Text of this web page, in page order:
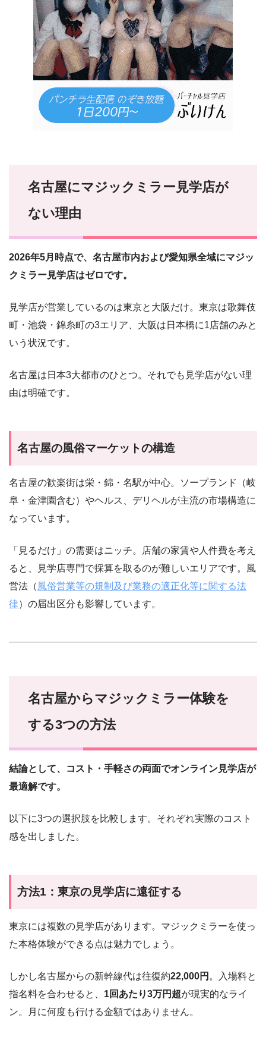
名古屋にマジックミラー見学店が
ない理由
2026年5月時点で、名古屋市内および愛知県全域にマジッ
クミラー見学店はゼロです。
見学店が営業しているのは東京と大阪だけ。東京は歌舞伎
町・池袋・錦糸町の3エリア、大阪は日本橋に1店舗のみと
いう状況です。
名古屋は日本3大都市のひとつ。それでも見学店がない理
由は明確です。
名古屋の風俗マーケットの構造
名古屋の歓楽街は栄・錦・名駅が中心。ソープランド（岐
阜・金津園含む）やヘルス、デリヘルが主流の市場構造に
なっています。
「見るだけ」の需要はニッチ。店舗の家賃や人件費を考え
ると、見学店専門で採算を取るのが難しいエリアです。風
営法（ 風俗営業等の規制及び業務の適正化等に関する法
律）の届出区分も影響しています。
名古屋からマジックミラー体験を
する3つの方法
結論として、コスト・手軽さの両面でオンライン見学店が
最適解です。
以下に3つの選択肢を比較します。それぞれ実際のコスト
感を出しました。
方法1：東京の見学店に遠征する
東京には複数の見学店があります。マジックミラーを使っ
た本格体験ができる点は魅力でしょう。
しかし名古屋からの新幹線代は往復約22,000円 。入場料と
指名料を合わせると、 1回あたり3万円超が現実的なライ
ン。月に何度も行ける金額ではありません。